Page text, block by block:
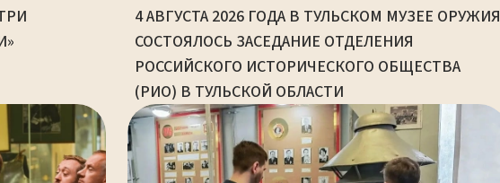
4 АВГУСТА 2026 ГОДА В ТУЛЬСКОМ МУЗЕЕ ОРУЖИЯ
СОСТОЯЛОСЬ ЗАСЕДАНИЕ ОТДЕЛЕНИЯ
РОССИЙСКОГО ИСТОРИЧЕСКОГО ОБЩЕСТВА
(РИО) В ТУЛЬСКОЙ ОБЛАСТИ